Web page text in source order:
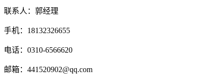
联系人：郭经理
手机：18132326655
电话：0310-6566620
邮箱：441520902@qq.com